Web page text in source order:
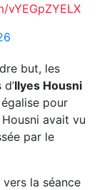
vYEGpZYELX
but, les
Ilyes Housni
égalise pour
avait vu
par le
la séance